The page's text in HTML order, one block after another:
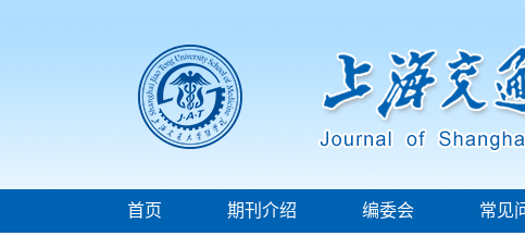
首页 期刊介绍 编委会 常见